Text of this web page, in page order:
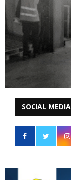
SOCIAL MEDIA